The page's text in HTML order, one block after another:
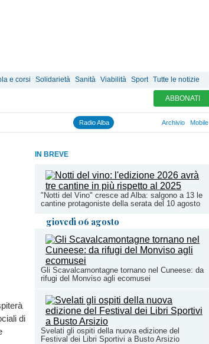
e corsi Solidarietà Sanità Viabilità Sport Tutte le notizie
ABBONATI
Radio Alba Archivio Mobile
IN BREVE
"Notti del Vino" cresce ad Alba: salgono a 13 le
cantine protagoniste della serata del 10 agosto
giovedì 06 agosto
Gli Scavalcamontagne tornano nel Cuneese: da
rifugi del Monviso agli ecomusei
Svelati gli ospiti della nuova edizione del
Festival dei Libri Sportivi a Busto Arsizio
di